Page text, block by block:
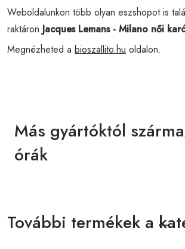
Weboldalunkon több olyan eszshopot is
raktáron Jacques Lemans - Milano női
Megnézheted a bioszallito.hu oldalon.
Más gyártóktól
órák
További termékek a